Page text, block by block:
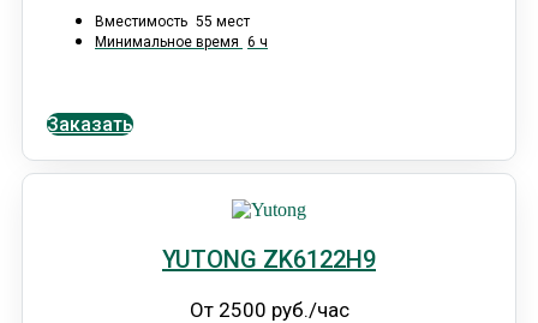
Вместимость 55 мест
Минимальное время 6 ч
Заказать
YUTONG ZK6122H9
От 2500 руб./час